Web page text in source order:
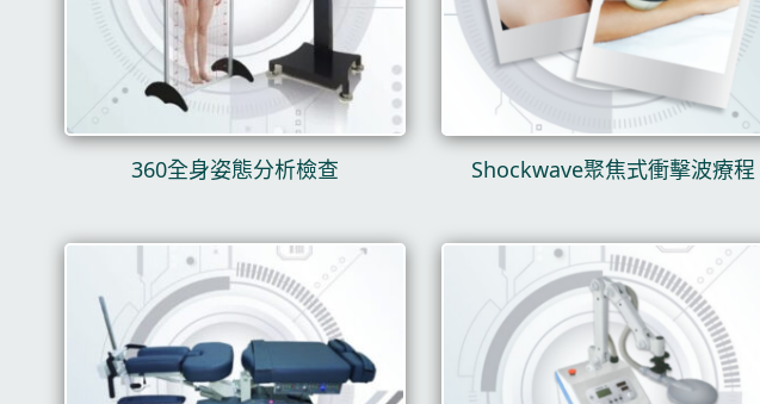
360全身姿態分析檢查 Shockwave聚焦式衝擊波療程